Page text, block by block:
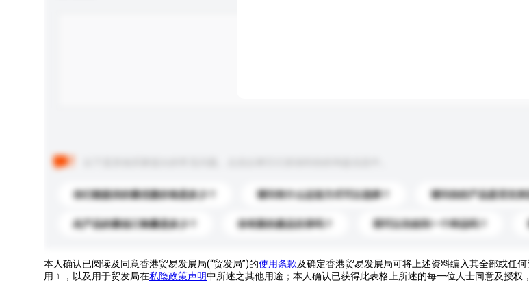
你们能提供的最优惠价格是多少？ 请问有什么运送方式可以选择？ 请问你的产品是否支持
此产品的最低订购量是多少？ 你有新的產品目录吗？ 我可以先收到一个样品吗？
本人确认已阅读及同意香港贸易发展局(“贸发局”)的使用条款及确定香港贸易发展局可将上述资料编入其全部或任
用﹞，以及用于贸发局在私隐政策声明中所述之其他用途；本人确认已获得此表格上所述的每一位人士同意及授权